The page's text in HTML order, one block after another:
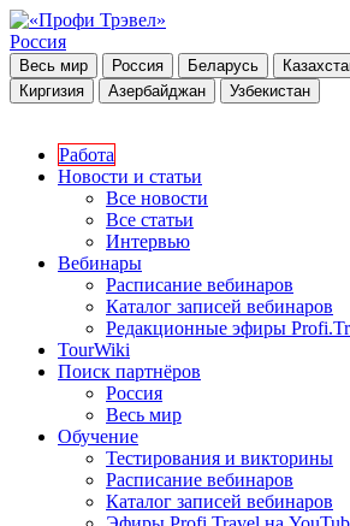
Россия
Весь мир Россия Беларусь
Киргизия
Азербайджан Узбекистан
Работа
Новости и статьи
Все новости
Все статьи
Интервью
Вебинары
Расписание вебинаров
Каталог записей вебинаров
Редакционные эфиры
TourWiki
Поиск партнёров
Россия
Весь мир
Обучение
Тестирования и викторины
Расписание вебинаров
Каталог записей вебинаров